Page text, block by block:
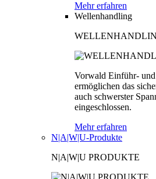
Mehr erfahren
Wellenhandling
Vorwald Einführ-
ermöglichen das
auch schwerster
eingeschlossen.
Mehr erfahren
N|A|W|U-Produkte
N|A|W|U PRODUKTE